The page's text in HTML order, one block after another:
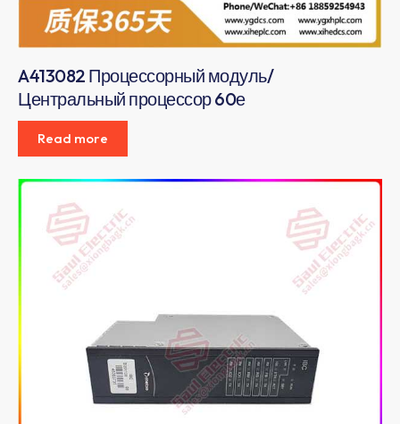
A413082 Процессорный модуль/
Центральный процессор 60е
Read more